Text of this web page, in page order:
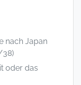
nach Japan
38)
oder das